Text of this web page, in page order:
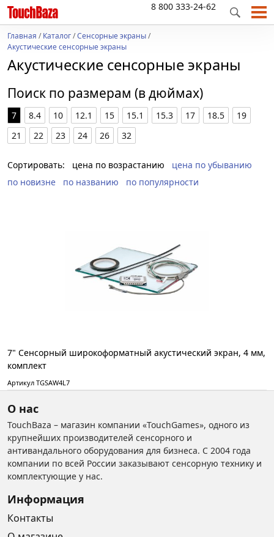
8 800 333-24-62
Главная /Каталог/Сенсорные экраны/
Акустические сенсорные экраны
Акустические сенсорные экраны
Поиск по размерам (в дюймах)
7 8.4 10 12.1 15 15.1 15.3 17 18.5
19
21
22 23 24 26 32
Сортировать: цена по возрастанию
цена по убыванию
по новизне
по названию по популярности
7" Сенсорный широкоформатный акустический экран, 4 мм,
комплект
Артикул TGSAW4L7
О нас
TouchBaza – магазин компании «TouchGames», одного из
крупнейших производителей сенсорного и
антивандального оборудования для бизнеса. С 2004 года
компании по всей России заказывают сенсорную технику и
комплектующие у нас.
Информация
Контакты